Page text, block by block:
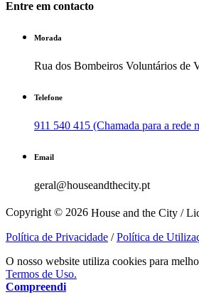
Entre em contacto
Morada
Rua dos Bombeiros Voluntários de
Telefone
911 540 415 (Chamada para a rede
Email
geral@houseandthecity.pt
Copyright © 2026 House and the City /
Política de Privacidade /Política de
O nosso website utiliza cookies para
Termos de Uso.
Compreendi